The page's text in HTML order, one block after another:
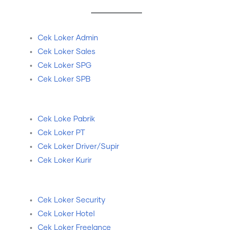
Cek Loker Admin
Cek Loker Sales
Cek Loker SPG
Cek Loker SPB
Cek Loke Pabrik
Cek Loker PT
Cek Loker Driver/Supir
Cek Loker Kurir
Cek Loker Security
Cek Loker Hotel
Cek Loker Freelance